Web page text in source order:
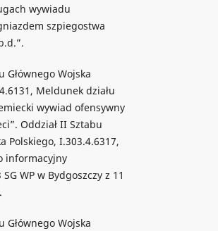
wywiadu
szpiegostwa
Głównego Wojska
Meldunek działu
wywiad ofensywny
Oddział II Sztabu
Polskiego, I.303.4.6317,
informacyjny
WP w Bydgoszczy z 11
Głównego Wojska